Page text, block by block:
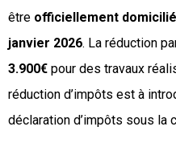
être officiellement
janvier 2026. La réduction
3.900€ pour des travaux
réduction d’impôts est à
déclaration d’impôts sous la